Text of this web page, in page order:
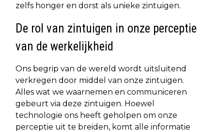
zelfs honger en dorst als unieke zintuigen.
De rol van zintuigen in onze perceptie
van de werkelijkheid
Ons begrip van de wereld wordt uitsluitend
verkregen door middel van onze zintuigen.
Alles wat we waarnemen en communiceren
gebeurt via deze zintuigen. Hoewel
technologie ons heeft geholpen om onze
perceptie uit te breiden, komt alle informatie